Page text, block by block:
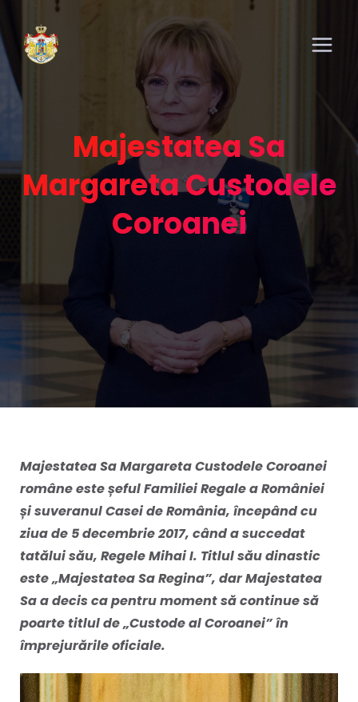
Majestatea Sa
Margareta Custodele
Coroanei
Majestatea Sa Margareta Custodele Coroanei
române este șeful Familiei Regale a României
și suveranul Casei de România, începând cu
ziua de 5 decembrie 2017, când a succedat
tatălui său, Regele Mihai I. Titlul său dinastic
este „Majestatea Sa Regina”, dar Majestatea
Sa a decis ca pentru moment să continue să
poarte titlul de„Custode al Coroanei”în
împrejurările oficiale.